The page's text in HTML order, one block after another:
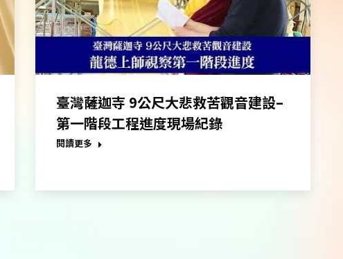
臺灣薩迦寺 9公尺大悲救苦觀音建設–
第一階段工程進度現場紀錄
閱讀更多